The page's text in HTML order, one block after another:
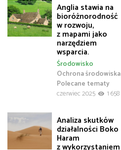
Anglia stawia na
bioróżnorodność
w rozwoju,
z mapami jako
narzędziem
wsparcia.
Ochrona środowiska
Polecane tematy
Środowisko
czerwiec 2025 1 658
Analiza skutków
działalności Boko
Haram
z wykorzystaniem